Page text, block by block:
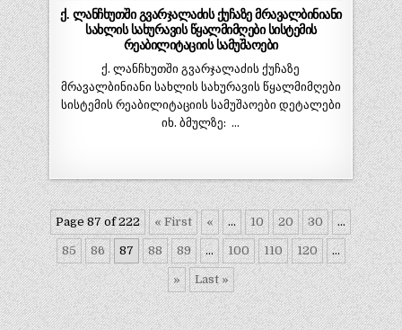
ქ. ლანჩხუთში გვარჯალაძის ქუჩაზე მრავალბინიანი
სახლის სახურავის წყალმიმღები სისტემის
რეაბილიტაციის სამუშაოები
ქ. ლანჩხუთში გვარჯალაძის ქუჩაზე
მრავალბინიანი სახლის სახურავის წყალმიმღები
სისტემის რეაბილიტაციის სამუშაოები დეტალები
იხ. ბმულზე: …
Page 87 of 222 « First « ... 10 20 30 ...
85 86 87 88 89 ... 100 110 120 ...
» Last »